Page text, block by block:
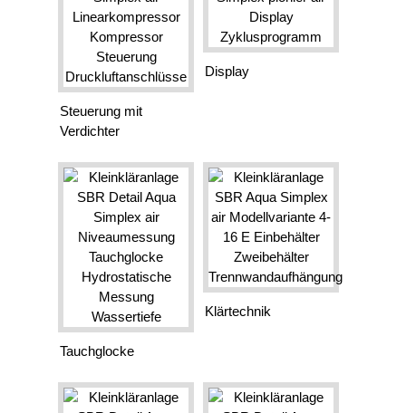
Steuerung mit
Verdichter
Display
Tauchglocke
Klärtechnik